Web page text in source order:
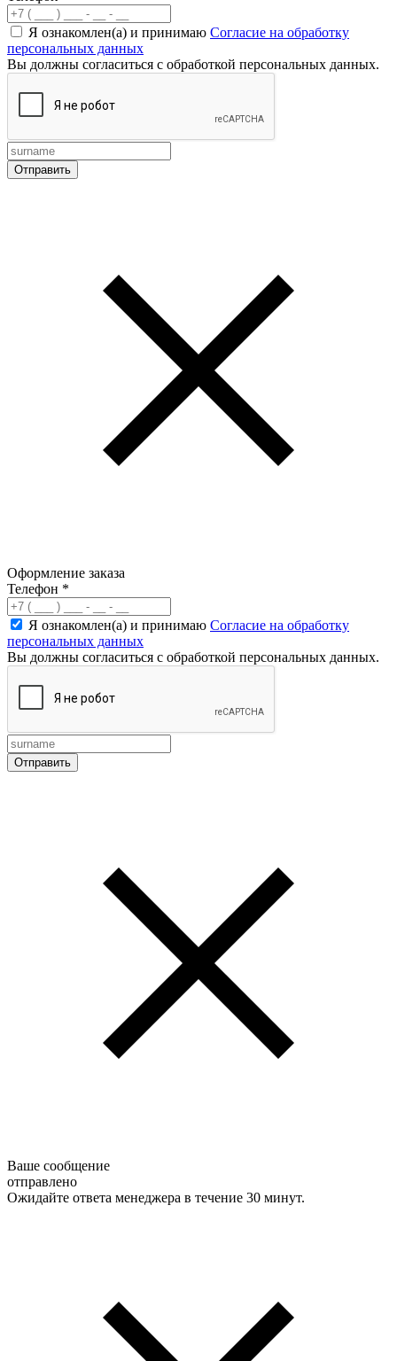
Я ознакомлен(а) и принимаю Согласие на обработку
персональных данных
Вы должны согласиться с обработкой персональных данных.
Оформление заказа
Телефон *
Я ознакомлен(а) и принимаю Согласие на обработку
персональных данных
Вы должны согласиться с обработкой персональных данных.
Ваше сообщение
отправлено
Ожидайте ответа менеджера в течение 30 минут.